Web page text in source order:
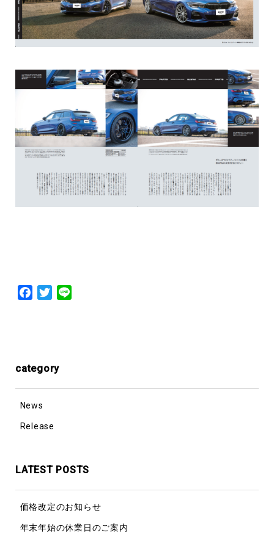
Facebook
Twitter
category
News
Release
LATEST POSTS
価格改定のお知らせ
年末年始の休業日のご案内